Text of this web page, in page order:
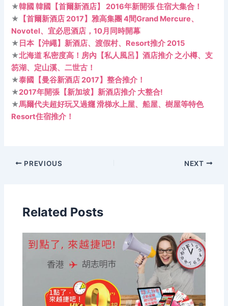
★韓國 韓國【首爾新酒店】 2016年新開張 住宿大集合！
★ 【首爾新酒店 2017】雅高集團 4間Grand Mercure、
Novotel、宜必思酒店，10月同時開幕
★ 日本【沖繩】新酒店、渡假村、Resort推介 2015
★北海道 私密度高！房內【私人風呂】酒店推介 之小樽、支
笏湖、定山溪、二世古！
★泰國【曼谷新酒店 2017】整合推介！
★2017年開張【新加坡】新酒店推介 大整合!
★馬爾代夫超好玩又過癮 滑梯水上屋、船屋、樹屋等特色
Resort住宿推介！
PREVIOUS NEXT
Related Posts